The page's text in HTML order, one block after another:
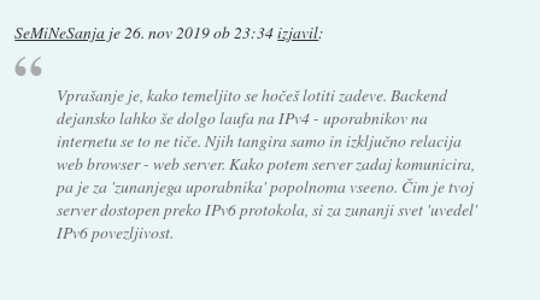
SeMiNeSanja je 26. nov 2019 ob 23:34izjavil:
Vprašanje je, kako temeljito se hočeš lotiti zadeve. Backend
dejansko lahko še dolgo laufa na IPv4 - uporabnikov na
internetu se to ne tiče. Njih tangira samo in izključno relacija
web browser - web server. Kako potem server zadaj komunicira,
pa je za 'zunanjega uporabnika' popolnoma vseeno. Čim je tvoj
server dostopen preko IPv6 protokola, si za zunanji svet 'uvedel'
IPv6 povezljivost.